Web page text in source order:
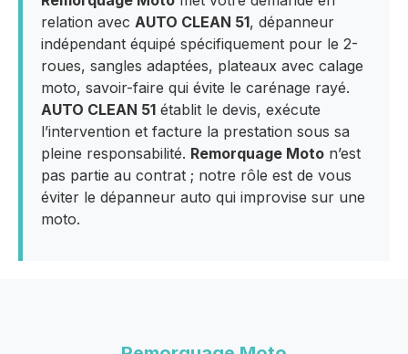
relation avec AUTO CLEAN 51, dépanneur
indépendant équipé spécifiquement pour le 2-
roues, sangles adaptées, plateaux avec calage
moto, savoir-faire qui évite le carénage rayé.
AUTO CLEAN 51 établit le devis, exécute
l’intervention et facture la prestation sous sa
pleine responsabilité. Remorquage Moto n’est
pas partie au contrat ; notre rôle est de vous
éviter le dépanneur auto qui improvise sur une
moto.